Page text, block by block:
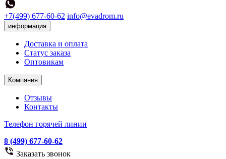
+7(499) 677-60-62 info@evadrom.ru
информация
Доставка и оплата
Статус заказа
Оптовикам
Компания
Отзывы
Контакты
Телефон горячей линии
8 (499) 677-60-62
Заказать звонок